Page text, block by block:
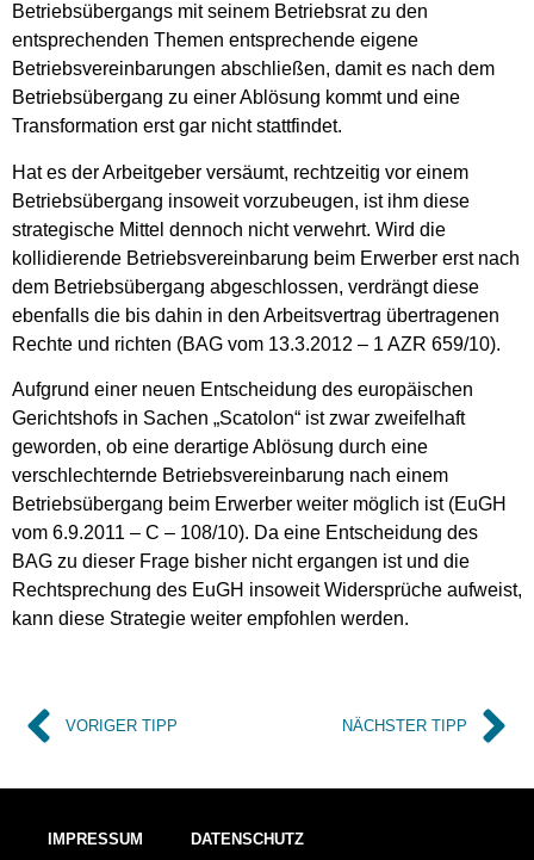
Betriebsübergangs mit seinem Betriebsrat zu den
entsprechenden Themen entsprechende eigene
Betriebsvereinbarungen abschließen, damit es nach dem
Betriebsübergang zu einer Ablösung kommt und eine
Transformation erst gar nicht stattfindet.
Hat es der Arbeitgeber versäumt, rechtzeitig vor einem
Betriebsübergang insoweit vorzubeugen, ist ihm diese
strategische Mittel dennoch nicht verwehrt. Wird die
kollidierende Betriebsvereinbarung beim Erwerber erst nach
dem Betriebsübergang abgeschlossen, verdrängt diese
ebenfalls die bis dahin in den Arbeitsvertrag übertragenen
Rechte und richten (BAG vom 13.3.2012 – 1 AZR 659/10).
Aufgrund einer neuen Entscheidung des europäischen
Gerichtshofs in Sachen „Scatolon“ ist zwar zweifelhaft
geworden, ob eine derartige Ablösung durch eine
verschlechternde Betriebsvereinbarung nach einem
Betriebsübergang beim Erwerber weiter möglich ist (EuGH
vom 6.9.2011 – C – 108/10). Da eine Entscheidung des
BAG zu dieser Frage bisher nicht ergangen ist und die
Rechtsprechung des EuGH insoweit Widersprüche aufweist,
kann diese Strategie weiter empfohlen werden.
VORIGER TIPP NÄCHSTER TIPP
IMPRESSUM DATENSCHUTZ